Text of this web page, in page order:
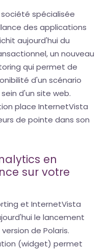
spécialisée
des applications
aujourd'hui du
un nouveau
qui permet de
d'un scénario
d'un site web.
place InternetVista
de pointe dans son
en
sur votre
et InternetVista
le lancement
de Polaris.
(widget) permet